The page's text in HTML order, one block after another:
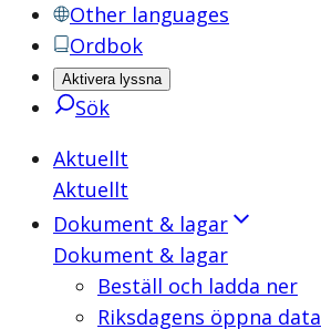
Other languages
Ordbok
Aktivera lyssna
Sök
Aktuellt
Aktuellt
Dokument & lagar
Dokument & lagar
Beställ och ladda ner
Riksdagens öppna data